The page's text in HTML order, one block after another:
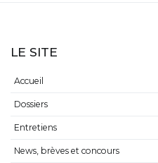
LE SITE
Accueil
Dossiers
Entretiens
News, brèves et concours